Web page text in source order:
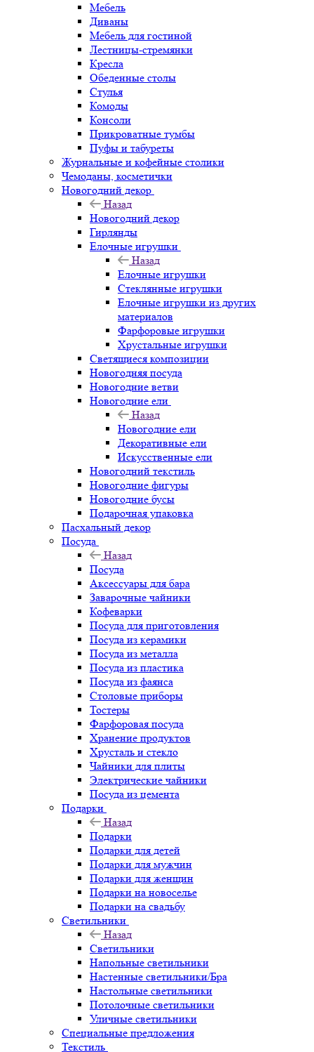
Мебель
Диваны
Мебель для гостиной
Лестницы-стремянки
Кресла
Обеденные столы
Стулья
Комоды
Консоли
Прикроватные тумбы
Пуфы и табуреты
Журнальные и кофейные столики
Чемоданы, косметички
Новогодний декор
Назад
Новогодний декор
Гирлянды
Елочные игрушки
Назад
Елочные игрушки
Стеклянные игрушки
Елочные игрушки из других
материалов
Фарфоровые игрушки
Хрустальные игрушки
Светящиеся композиции
Новогодняя посуда
Новогодние ветви
Новогодние ели
Назад
Новогодние ели
Декоративные ели
Искусственные ели
Новогодний текстиль
Новогодние фигуры
Новогодние бусы
Подарочная упаковка
Пасхальный декор
Посуда
Назад
Посуда
Аксессуары для бара
Заварочные чайники
Кофеварки
Посуда для приготовления
Посуда из керамики
Посуда из металла
Посуда из пластика
Посуда из фаянса
Столовые приборы
Тостеры
Фарфоровая посуда
Хранение продуктов
Хрусталь и стекло
Чайники для плиты
Электрические чайники
Посуда из цемента
Подарки
Назад
Подарки
Подарки для детей
Подарки для мужчин
Подарки для женщин
Подарки на новоселье
Подарки на свадьбу
Светильники
Назад
Светильники
Напольные светильники
Настенные светильники/Бра
Настольные светильники
Потолочные светильники
Уличные светильники
Специальные предложения
Текстиль